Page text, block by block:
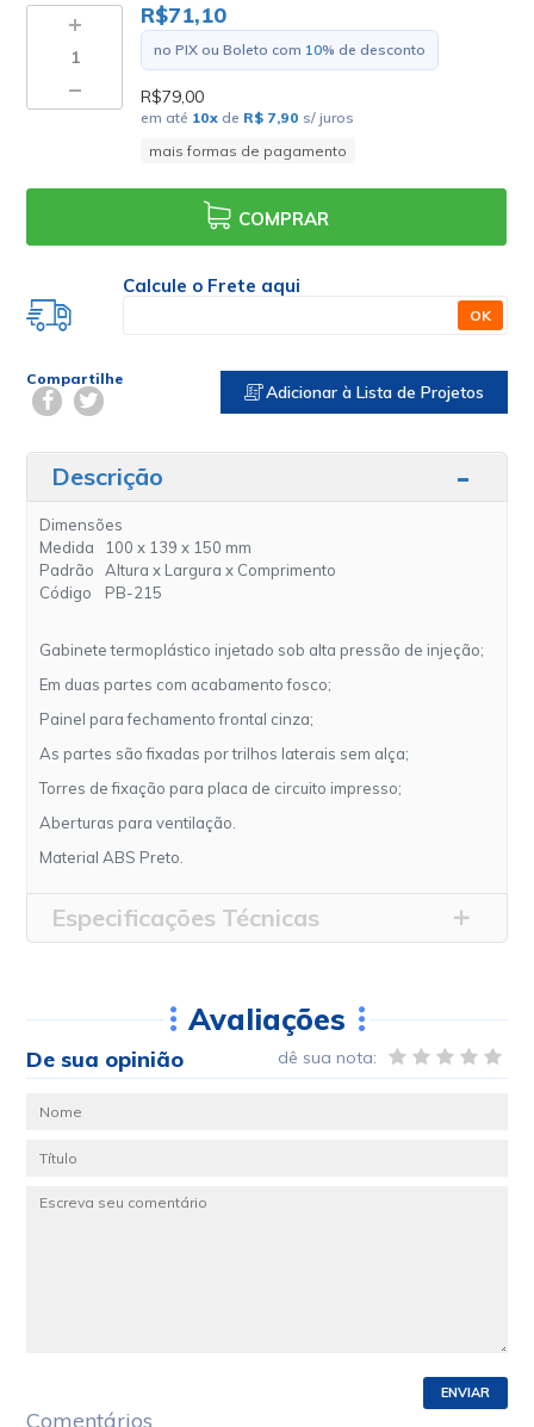
R$71,10
no PIX ou Boleto com 10% de desconto
R$79,00
em até 10x de R$ 7,90 s/ juros
mais formas de pagamento
COMPRAR
Calcule o Frete aqui
OK
Compartilhe
Adicionar à Lista de Projetos
Descrição
Dimensões
Medida 100 x 139 x 150 mm
Padrão
Altura x Largura x Comprimento
Código
PB-215
Gabinete termoplástico injetado sob alta pressão de injeção;
Em duas partes com acabamento fosco;
Painel para fechamento frontal cinza;
As partes são fixadas por trilhos laterais sem alça;
Torres de fixação para placa de circuito impresso;
Aberturas para ventilação.
Material ABS Preto.
Especificações Técnicas
Avaliações
De sua opinião dê sua nota:
ENVIAR
Comentários